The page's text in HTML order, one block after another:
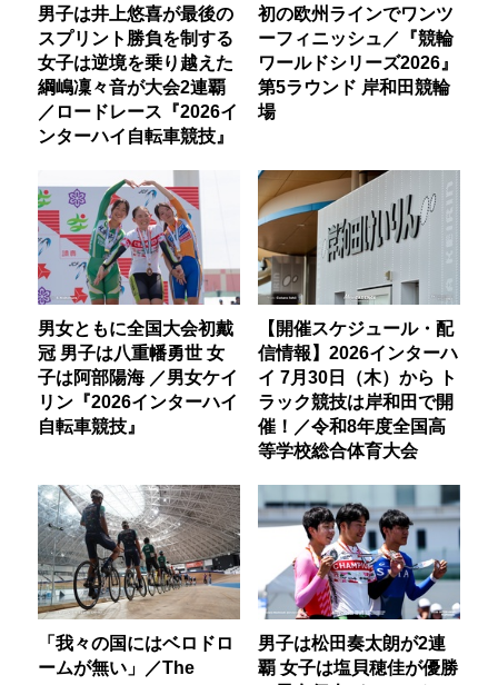
男子は井上悠喜が最後の
スプリント勝負を制する
女子は逆境を乗り越えた
綱嶋凜々音が大会2連覇
／ロードレース『2026イ
ンターハイ自転車競技』
初の欧州ラインでワンツ
ーフィニッシュ／『競輪
ワールドシリーズ2026』
第5ラウンド 岸和田競輪
場
男女ともに全国大会初戴
冠 男子は八重幡勇世 女
子は阿部陽海 ／男女ケイ
リン『2026インターハイ
自転車競技』
【開催スケジュール・配
信情報】2026インターハ
イ 7月30日（木）から ト
ラック競技は岸和田で開
催！／令和8年度全国高
等学校総合体育大会
「我々の国にはベロドロ
ームが無い」／The
男子は松田奏太朗が2連
覇 女子は塩貝穂佳が優勝